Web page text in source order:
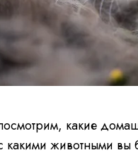
какие
животными вы